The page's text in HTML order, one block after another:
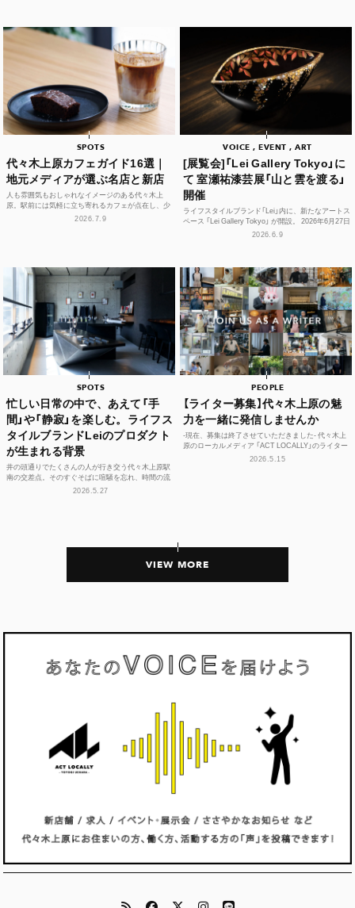
SPOTS
代々木上原カフェガイド16選｜
地元メディアが選ぶ名店と新店
人も雰囲気もおしゃれなイメージのある代々木上
原。駅前には気軽に立ち寄れるカフェが点在し、少
し歩けば、コーヒーやスイーツ、空間づくりにこだ
2026.7.9
VOICE , EVENT , ART
[展覧会]「Lei Gallery Tokyo」に
て 室瀬祐漆芸展「山と雲を渡る」
開催
ライフスタイルブランド「Lei」内に、新たなアートス
ペース 「Lei Gallery Tokyo」 が開設。 2026年6月27日
（土）から、初の企画展...2026.6.9
SPOTS
忙しい日常の中で、あえて「手
間」や「静寂」を楽しむ。ライフス
タイルブランドLeiのプロダクト
が生まれる背景
井の頭通りでたくさんの人が行き交う代々木上原駅
南の交差点。そのすぐそばに喧騒を忘れ、時間の流
れや感性をフラットに整えられる空間があります。
2026.5.27
PEOPLE
【ライター募集】代々木上原の魅
力を一緒に発信しませんか
-現在、募集は終了させていただきました- 代々木上
原のローカルメディア 「ACT LOCALLY」のライター
募集！ 世界中にある個性豊かな街に負けない魅...
2026.5.15
VIEW MORE